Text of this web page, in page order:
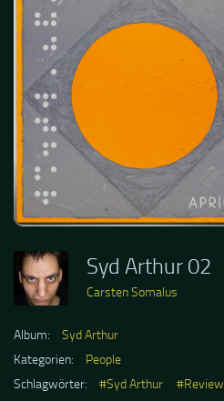
Syd Arthur 02
Carsten Somalus
Album:
Syd Arthur
Kategorien:
People
Schlagwörter:
#Syd Arthur #Review